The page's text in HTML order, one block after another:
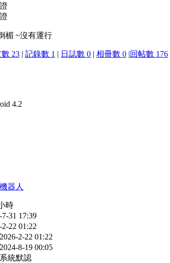
楣 ~沒有運行
23 | 記錄數 1 | 日誌數 0 | 相冊數 0 |回帖數 176
4.2
器人
時
7-31 17:39
2-22 01:22
2026-2-22 01:22
2024-8-19 00:05
統默認